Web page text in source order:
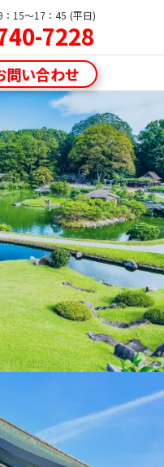
：15～17：45 (平日)
7228
問い合わせ
：15～17：45 (平日)
7228
問い合わせ